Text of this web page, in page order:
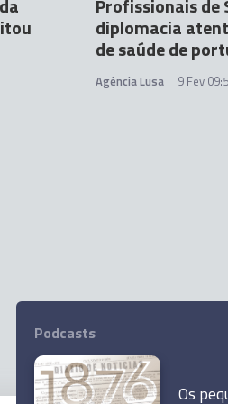
Profissionais de
diplomacia
de saúde de
Agência Lusa 9 Fev
Podcasts
Os